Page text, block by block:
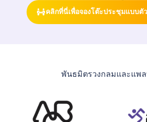
คลิกที่นี่เพื่อจองโต๊ะประชุมแบบ
พันธมิตรวงกลมและแพ